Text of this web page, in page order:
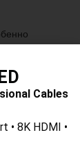
и
зарядное
Cables
• 8K HDMI •